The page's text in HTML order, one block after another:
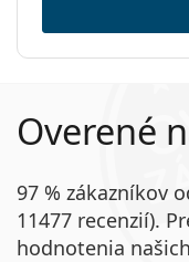
Overené
97 % zákazníkov
11477 recenzií).
hodnotenia